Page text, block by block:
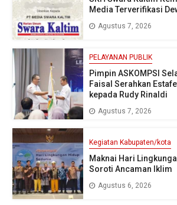
Media Terverifikasi
Agustus 7, 2026
PELAYANAN PUBLIK
Pimpin ASKOMPSI
Faisal Serahkan
kepada Rudy Rinaldi
Agustus 7, 2026
Kegiatan Kabupaten/kota
Maknai Hari
Soroti Ancaman Iklim
Agustus 6, 2026